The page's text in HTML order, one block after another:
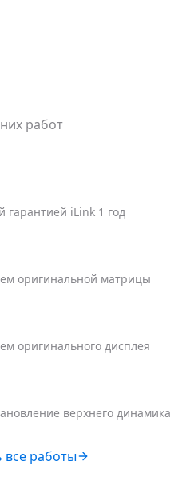
работ
гарантией iLink 1 год
До / После
оригинальной матрицы
До / После
оригинального дисплея
До / После
верхнего динамика
все работы